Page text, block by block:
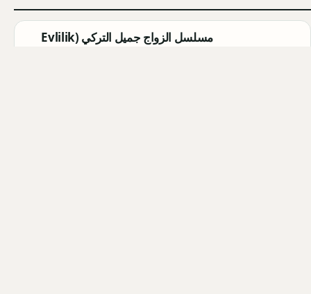
مسلسل الزواج جميل التركي (Evlilik